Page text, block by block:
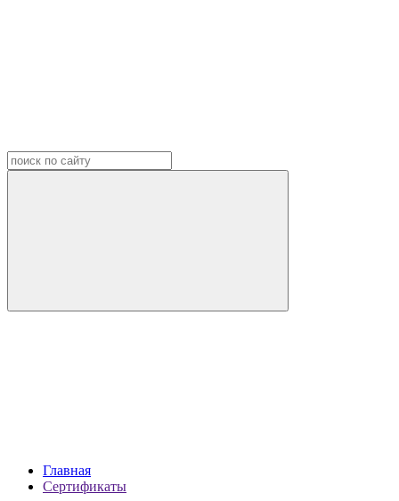
Главная
Сертификаты